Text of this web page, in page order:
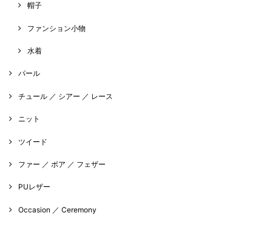
帽子
ファンション小物
水着
パール
チュール ／ シアー ／ レース
ニット
ツイード
ファー ／ ボア ／ フェザー
PUレザー
Occasion ／ Ceremony